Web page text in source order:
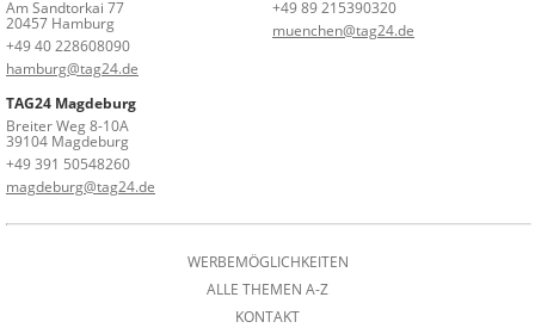
Am Sandtorkai 77
20457 Hamburg
+49 40 228608090
hamburg@tag24.de
+49 89 215390320
muenchen@tag24.de
TAG24 Magdeburg
Breiter Weg 8-10A
39104 Magdeburg
+49 391 50548260
magdeburg@tag24.de
WERBEMÖGLICHKEITEN
ALLE THEMEN A-Z
KONTAKT